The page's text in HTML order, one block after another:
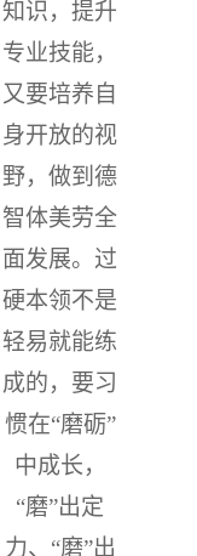
知识，提升
专业技能，
又要培养自
身开放的视
野，做到德
智体美劳全
面发展。过
硬本领不是
轻易就能练
成的，要习
惯在“磨砺”
中成长，
“磨”出定
力、“磨”出